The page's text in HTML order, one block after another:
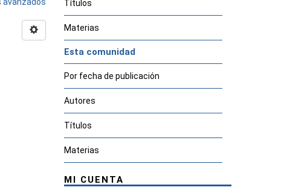
Títulos
Materias
Esta comunidad
Por fecha de publicación
Autores
Títulos
Materias
MI CUENTA